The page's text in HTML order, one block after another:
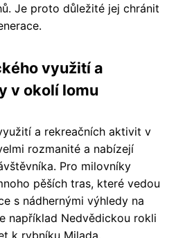
Je proto důležité jej chránit
využití a
v okolí lomu
a rekreačních aktivit v
rozmanité a nabízejí
Pro milovníky
pěších tras, které vedou
s nádhernými výhledy na
například Nedvědickou rokli
k rybníku Milada.